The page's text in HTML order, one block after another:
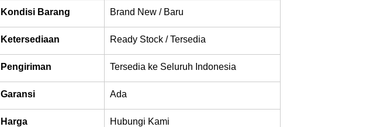
Kondisi Barang Brand New / Baru
Ketersediaan Ready Stock / Tersedia
Pengiriman Tersedia ke Seluruh Indonesia
Garansi Ada
Harga Hubungi Kami